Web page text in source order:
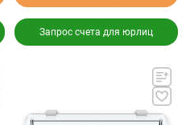
Запрос счета для юрлиц